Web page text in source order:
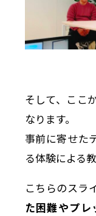
そして、ここ
なります。
事前に寄せた
る体験による
こちらのスラ
た困難やプレ